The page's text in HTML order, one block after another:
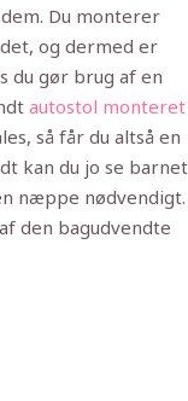
Du monterer
og dermed er
du gør brug af en
autostol monteret
så får du altså en
kan du jo se barnet
næppe nødvendigt.
den bagudvendte